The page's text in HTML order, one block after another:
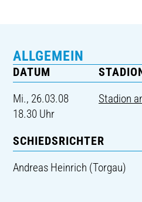
ALLGEMEIN
DATUM
Mi., 26.03.08
18.30 Uhr
Stadion
SCHIEDSRICHTER
Andreas Heinrich (Torgau)